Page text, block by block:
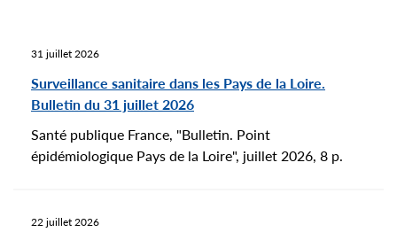
31 juillet 2026
Surveillance sanitaire dans les Pays de la Loire.
Bulletin du 31 juillet 2026
Santé publique France, "Bulletin. Point
épidémiologique Pays de la Loire", juillet 2026, 8 p.
22 juillet 2026